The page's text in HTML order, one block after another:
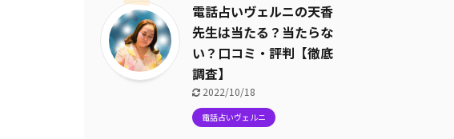
電話占いヴェルニの天香
先生は当たる？当たらな
い？口コミ・評判【徹底
調査】
2022/10/18
電話占いヴェルニ